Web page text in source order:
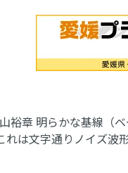
裕章 明らかな基線（
れは文字通りノイズ